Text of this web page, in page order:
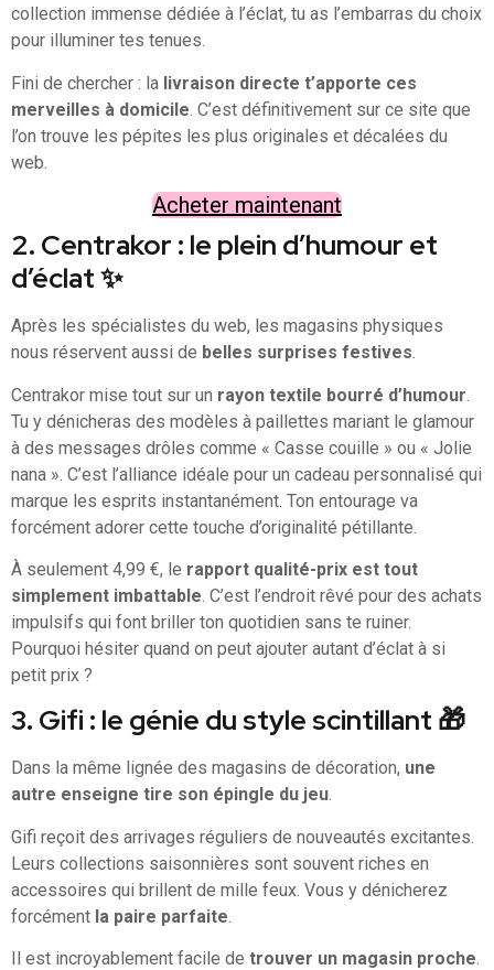
collection immense dédiée à l’éclat, tu as l’embarras du choix
pour illuminer tes tenues.
Fini de chercher : la livraison directe t’apporte ces
merveilles à domicile . C’est définitivement sur ce site que
l’on trouve les pépites les plus originales et décalées du
web.
Acheter maintenant
2. Centrakor : le plein d’humour et
d’éclat ✨
Après les spécialistes du web, les magasins physiques
nous réservent aussi de belles surprises festives.
Centrakor mise tout sur un rayon textile bourré d’humour
Tu y dénicheras des modèles à paillettes mariant le glamour
à des messages drôles comme « Casse couille » ou « Jolie
nana ». C’est l’alliance idéale pour un cadeau personnalisé qui
marque les esprits instantanément. Ton entourage va
forcément adorer cette touche d’originalité pétillante.
À seulement 4,99 €, le rapport qualité-prix est tout
simplement imbattable. C’est l’endroit rêvé pour des achats
impulsifs qui font briller ton quotidien sans te ruiner.
Pourquoi hésiter quand on peut ajouter autant d’éclat à si
petit prix ?
3. Gifi : le génie du style scintillant 🎁
Dans la même lignée des magasins de décoration, une
autre enseigne tire son épingle du jeu.
Gifi reçoit des arrivages réguliers de nouveautés excitantes.
Leurs collections saisonnières sont souvent riches en
accessoires qui brillent de mille feux. Vous y dénicherez
forcément la paire parfaite
Il est incroyablement facile de trouver un magasin proche.